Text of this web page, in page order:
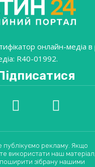
онлайн-медіа в
R40-01992.
публікуємо рекламу. Якщо
використати наш матеріал,
зібрану нашими